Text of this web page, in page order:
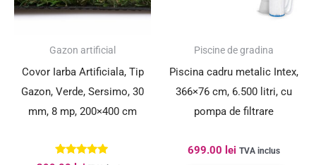
Gazon artificial
Covor Iarba Artificiala, Tip
Gazon, Verde, Sersimo, 30
mm, 8 mp, 200×400 cm
Piscine de gradina
Piscina cadru metalic Intex,
366×76 cm, 6.500 litri, cu
pompa de filtrare
699.00 lei TVA inclus